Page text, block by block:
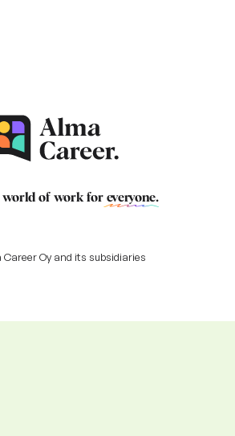
world of work for everyone.
Oy and its subsidiaries